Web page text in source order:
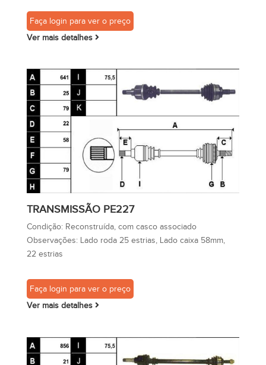
Faça login para ver o preço
Ver mais detalhes
TRANSMISSÃO PE227
Condição: Reconstruída, com casco associado
Observações: Lado roda 25 estrias, Lado caixa 58mm,
22 estrias
Faça login para ver o preço
Ver mais detalhes